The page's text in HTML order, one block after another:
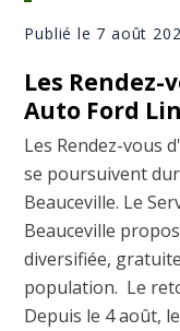
Publié le 7 août
Les Rendez-
Auto Ford
Les Rendez-vous
se poursuivent
Beauceville. Le
Beauceville
diversifiée,
population. Le
Depuis le 4 août,